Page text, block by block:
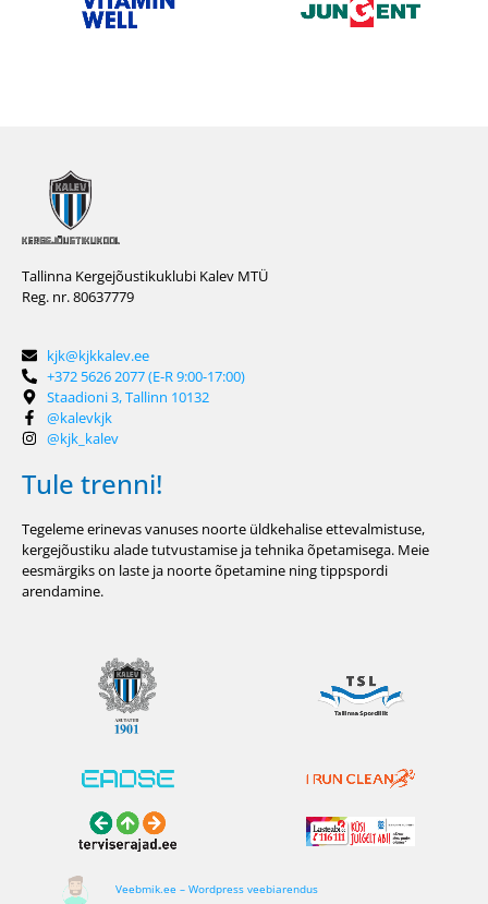
Tallinna Kergejõustikuklubi Kalev MTÜ
Reg. nr. 80637779
kjk@kjkkalev.ee
+372 5626 2077 (E-R 9:00-17:00)
Staadioni 3, Tallinn 10132
@kalevkjk
@kjk_kalev
Tule trenni!
Tegeleme erinevas vanuses noorte üldkehalise ettevalmistuse,
kergejõustiku alade tutvustamise ja tehnika õpetamisega. Meie
eesmärgiks on laste ja noorte õpetamine ning tippspordi
arendamine.
Veebmik.ee – Wordpress veebiarendus